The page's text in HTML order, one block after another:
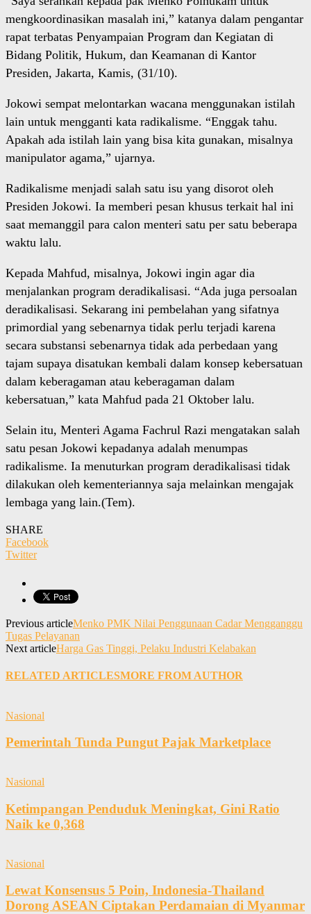
mengkoordinasikan masalah ini,” katanya dalam pengantar
rapat terbatas Penyampaian Program dan Kegiatan di
Bidang Politik, Hukum, dan Keamanan di Kantor
Presiden, Jakarta, Kamis, (31/10).
Jokowi sempat melontarkan wacana menggunakan istilah
lain untuk mengganti kata radikalisme. “Enggak tahu.
Apakah ada istilah lain yang bisa kita gunakan, misalnya
manipulator agama,” ujarnya.
Radikalisme menjadi salah satu isu yang disorot oleh
Presiden Jokowi. Ia memberi pesan khusus terkait hal ini
saat memanggil para calon menteri satu per satu beberapa
waktu lalu.
Kepada Mahfud, misalnya, Jokowi ingin agar dia
menjalankan program deradikalisasi. “Ada juga persoalan
deradikalisasi. Sekarang ini pembelahan yang sifatnya
primordial yang sebenarnya tidak perlu terjadi karena
secara substansi sebenarnya tidak ada perbedaan yang
tajam supaya disatukan kembali dalam konsep kebersatuan
dalam keberagaman atau keberagaman dalam
kebersatuan,” kata Mahfud pada 21 Oktober lalu.
Selain itu, Menteri Agama Fachrul Razi mengatakan salah
satu pesan Jokowi kepadanya adalah menumpas
radikalisme. Ia menuturkan program deradikalisasi tidak
dilakukan oleh kementeriannya saja melainkan mengajak
lembaga yang lain.(Tem).
SHARE
Facebook
Twitter
Previous articleMenko PMK Nilai Penggunaan Cadar Mengganggu
Tugas Pelayanan
Next articleHarga Gas Tinggi, Pelaku Industri Kelabakan
RELATED ARTICLESMORE FROM AUTHOR
Nasional
Pemerintah Tunda Pungut Pajak Marketplace
Nasional
Ketimpangan Penduduk Meningkat, Gini Ratio
Naik ke 0,368
Nasional
Lewat Konsensus 5 Poin, Indonesia-Thailand
Dorong ASEAN Ciptakan Perdamaian di Myanmar